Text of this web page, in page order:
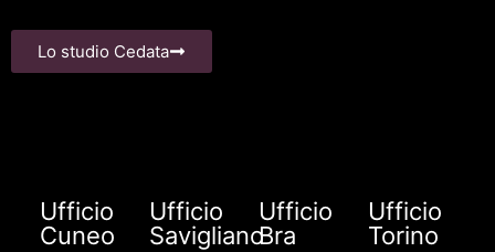
Lo studio Cedata
Ufficio
Cuneo
Ufficio
Savigliano
Ufficio
Bra
Ufficio
Torino